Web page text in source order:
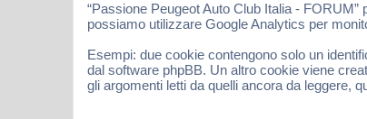
“Passione Peugeot Auto Club Italia -
possiamo utilizzare Google Analytics per
Esempi: due cookie contengono solo un
dal software phpBB. Un altro cookie viene
gli argomenti letti da quelli ancora da leggere,